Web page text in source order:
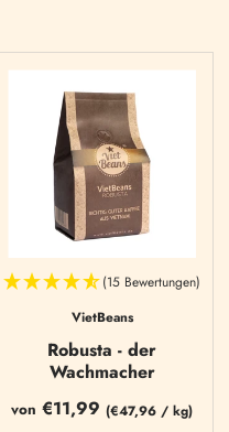
(15 Bewertungen)
VietBeans
Robusta - der
Wachmacher
von €11,99 (€47,96 / kg)